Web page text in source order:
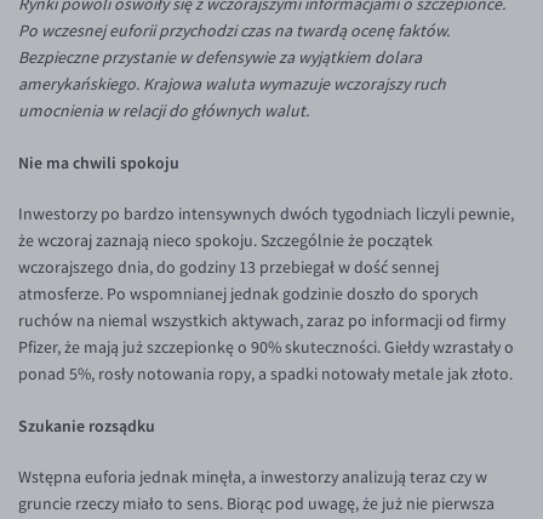
Inne pary walutowe
AUD/PLN
BGN/PLN
CNY/PLN
HKD/PLN
HUF/PLN
ILS/PLN
JPY/PLN
NZD/PLN
RON/PLN
TRY/PLN
Aplikacja mobilna
Bezpieczeństwo
Pomoc
Konto i opłaty
Wymiana walut
Banki i przelewy
Przelewy zagraniczne
Słowniczek
Poradnik
KONTAKT
Kontakt
PL
Rynki powoli oswoiły się z wczorajszymi informacjami o szczepionce.
Po wczesnej euforii przychodzi czas na twardą ocenę faktów.
Bezpieczne przystanie w defensywie za wyjątkiem dolara
amerykańskiego. Krajowa waluta wymazuje wczorajszy ruch
umocnienia w relacji do głównych walut.
Nie ma chwili spokoju
Inwestorzy po bardzo intensywnych dwóch tygodniach liczyli pewnie,
że wczoraj zaznają nieco spokoju. Szczególnie że początek
wczorajszego dnia, do godziny 13 przebiegał w dość sennej
atmosferze. Po wspomnianej jednak godzinie doszło do sporych
ruchów na niemal wszystkich aktywach, zaraz po informacji od firmy
Pfizer, że mają już szczepionkę o 90% skuteczności. Giełdy wzrastały o
ponad 5%, rosły notowania ropy, a spadki notowały metale jak złoto.
Szukanie rozsądku
Wstępna euforia jednak minęła, a inwestorzy analizują teraz czy w
gruncie rzeczy miało to sens. Biorąc pod uwagę, że już nie pierwsza